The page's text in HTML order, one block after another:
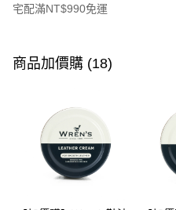
宅配滿NT$990免運
信用卡一次付款
Apple Pay
悠遊付
Google Pay
全盈+PAY
商品加價購 (18)